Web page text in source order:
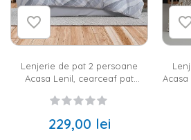
Lenjerie de pat 2 persoane
Acasa Lenil, cearceaf pat
200x220 cm, 2 fete perna 50x70
bleu
229,00 lei
Acasa